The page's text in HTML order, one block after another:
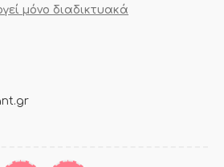
μόνο διαδικτυακά